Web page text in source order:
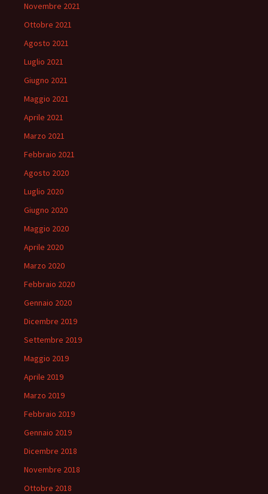
Novembre 2021
Ottobre 2021
Agosto 2021
Luglio 2021
Giugno 2021
Maggio 2021
Aprile 2021
Marzo 2021
Febbraio 2021
Agosto 2020
Luglio 2020
Giugno 2020
Maggio 2020
Aprile 2020
Marzo 2020
Febbraio 2020
Gennaio 2020
Dicembre 2019
Settembre 2019
Maggio 2019
Aprile 2019
Marzo 2019
Febbraio 2019
Gennaio 2019
Dicembre 2018
Novembre 2018
Ottobre 2018